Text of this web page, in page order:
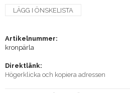
LÄGG I ÖNSKELISTA
Artikelnummer:
kronpärla
Direktlänk:
Högerklicka och kopiera adressen